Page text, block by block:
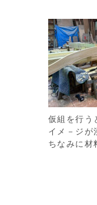
仮組を行う
イメ－ジが
ちなみに材